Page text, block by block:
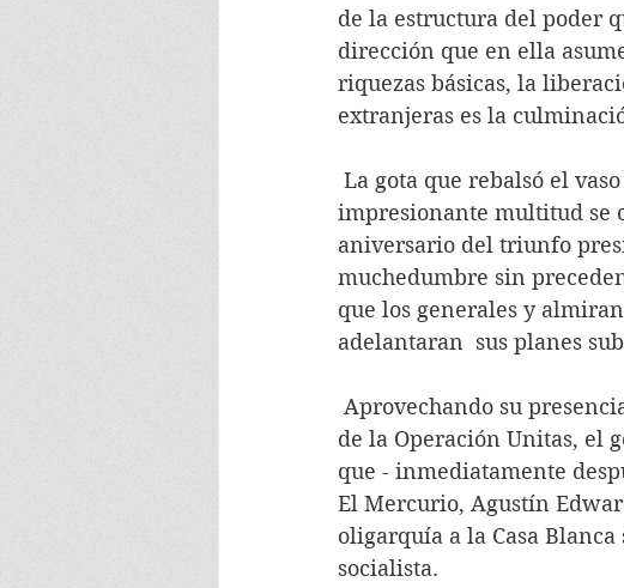
de la estructura del poder
dirección que en ella
riquezas básicas, la
extranjeras es la
impresionante multitud se
aniversario del triunfo
muchedumbre sin
que los generales y
adelantaran  sus planes
de la Operación Unitas, el
que - inmediatamente
El Mercurio, Agustín
oligarquía a la Casa
socialista.